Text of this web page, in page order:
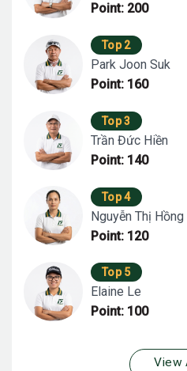
Point: 200
Top 2
Park Joon Suk
Point: 160
Top 3
Trần Đức Hiền
Point: 140
Top 4
Nguyễn Thị Hồng
Point: 120
Top 5
Elaine Le
Point: 100
View